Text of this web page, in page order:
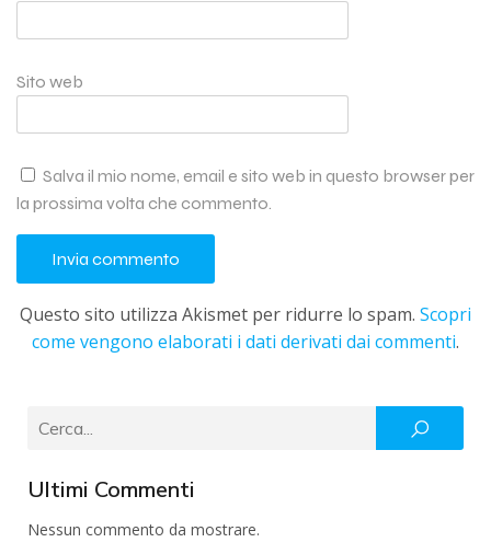
Sito web
Salva il mio nome, email e sito web in questo browser per
la prossima volta che commento.
Questo sito utilizza Akismet per ridurre lo spam. Scopri
come vengono elaborati i dati derivati dai commenti.
Ultimi Commenti
Nessun commento da mostrare.